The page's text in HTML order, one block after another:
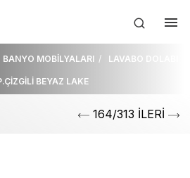
BANYO MOBİLYALARI LAVABO DOLABI
BEYAZ LAKE
164/313 İLERİ